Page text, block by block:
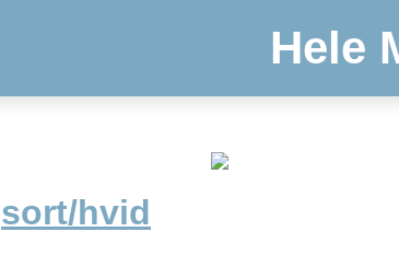
Hele
sort/hvid